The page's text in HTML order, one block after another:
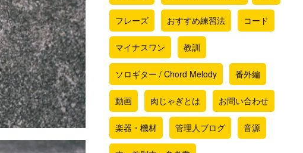
フレーズ おすすめ練習法 コード
マイナスワン 教訓
ソロギター / Chord Melody 番外編
動画 肉じゃぎとは お問い合わせ
楽器・機材 管理人ブログ 音源